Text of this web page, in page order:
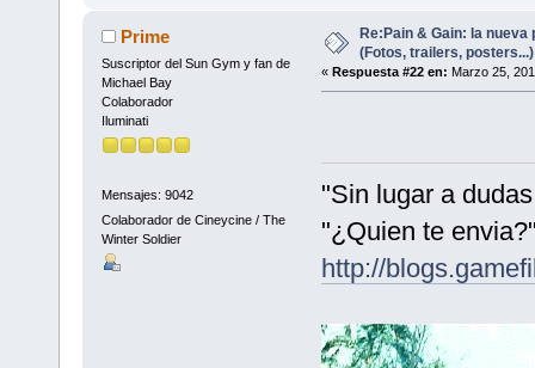
Prime
Suscriptor del Sun Gym y fan de
Michael Bay
Colaborador
Iluminati
Mensajes: 9042
Colaborador de Cineycine / The
Winter Soldier
Re:Pain & Gain: la nueva
(Fotos, trailers, posters...)
« Respuesta #22 en: Marzo 25,
"Sin lugar a
"¿Quien te
http://